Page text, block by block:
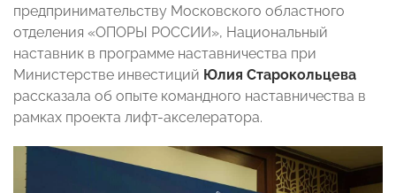
предпринимательству Московского областного
отделения «ОПОРЫ РОССИИ», Национальный
наставник в программе наставничества при
Министерстве инвестиций Юлия Старокольцева
рассказала об опыте командного наставничества в
рамках проекта лифт-акселератора.